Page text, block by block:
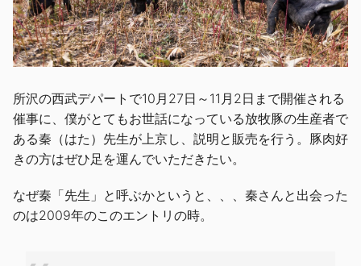
所沢の西武デパートで10月27日～11月2日まで開催される
催事に、僕がとてもお世話になっている放牧豚の生産者で
ある秦（はた）先生が上京し、説明と販売を行う。豚肉好
きの方はぜひ足を運んでいただきたい。
なぜ秦「先生」と呼ぶかというと、、、秦さんと出会った
のは2009年のこのエントリの時。